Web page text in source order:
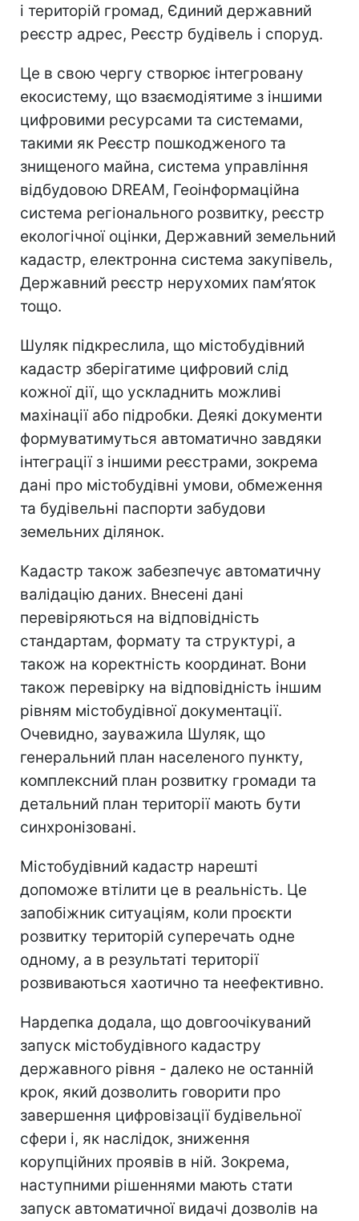
і територій громад, Єдиний державний
реєстр адрес, Реєстр будівель і споруд.
Це в свою чергу створює інтегровану
екосистему, що взаємодіятиме з іншими
цифровими ресурсами та системами,
такими як Реєстр пошкодженого та
знищеного майна, система управління
відбудовою DREAM, Геоінформаційна
система регіонального розвитку, реєстр
екологічної оцінки, Державний земельний
кадастр, електронна система закупівель,
Державний реєстр нерухомих пам’яток
тощо.
Шуляк підкреслила, що містобудівний
кадастр зберігатиме цифровий слід
кожної дії, що ускладнить можливі
махінації або підробки. Деякі документи
формуватимуться автоматично завдяки
інтеграції з іншими реєстрами, зокрема
дані про містобудівні умови, обмеження
та будівельні паспорти забудови
земельних ділянок.
Кадастр також забезпечує автоматичну
валідацію даних. Внесені дані
перевіряються на відповідність
стандартам, формату та структурі, а
також на коректність координат. Вони
також перевірку на відповідність іншим
рівням містобудівної документації.
Очевидно, зауважила Шуляк, що
генеральний план населеного пункту,
комплексний план розвитку громади та
детальний план території мають бути
синхронізовані.
Містобудівний кадастр нарешті
допоможе втілити це в реальність. Це
запобіжник ситуаціям, коли проєкти
розвитку територій суперечать одне
одному, а в результаті території
розвиваються хаотично та неефективно.
Нардепка додала, що довгоочікуваний
запуск містобудівного кадастру
державного рівня - далеко не останній
крок, який дозволить говорити про
завершення цифровізації будівельної
сфери і, як наслідок, зниження
корупційних проявів в ній. Зокрема,
наступними рішеннями мають стати
запуск автоматичної видачі дозволів на